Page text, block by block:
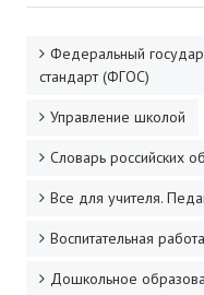
Федеральный
стандарт (ФГОС)
Управление школой
Словарь российских
Все для учителя.
Воспитательная работа
Дошкольное